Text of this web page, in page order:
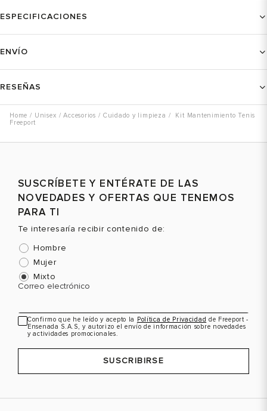
ESPECIFICACIONES
ENVÍO
RESEÑAS
Unisex Accesorios Cuidado y limpieza
Kit Mantenimiento Tenis
Freeport
SUSCRÍBETE Y ENTÉRATE DE LAS
NOVEDADES Y OFERTAS QUE TENEMOS
PARA TI
Te interesaría recibir contenido de:
Hombre
Mujer
Mixto
Correo electrónico
Confirmo que he leído y acepto la Política de Privacidad de Freeport -
Ensenada S.A.S, y autorizo el envío de información sobre novedades
y actividades promocionales.
SUSCRIBIRSE